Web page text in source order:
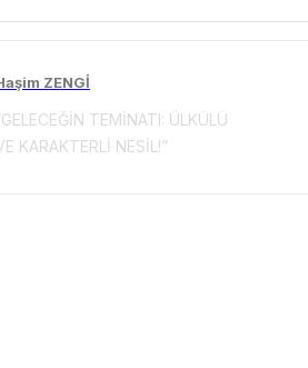
ZENGİ
TEMİNATI: ÜLKÜLÜ
KARAKTERLİ NESİL!”